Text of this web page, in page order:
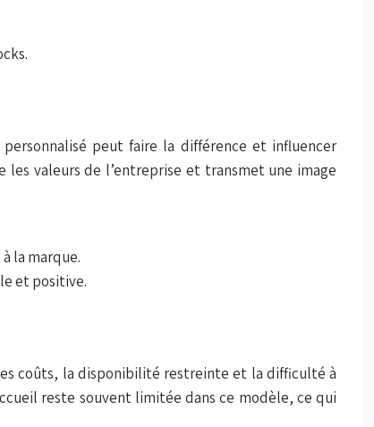
peut faire la différence et influencer
les valeurs de l’entreprise et transmet une image
la marque.
et positive.
coûts, la disponibilité restreinte et la difficulté à
reste souvent limitée dans ce modèle, ce qui